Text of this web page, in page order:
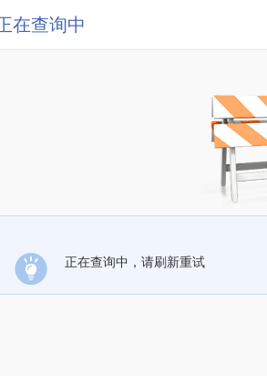
在查询中
正在查询中，请刷新重试